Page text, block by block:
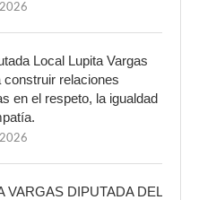
Local Lupita Vargas
construir relaciones
en el respeto, la igualdad
VARGAS DIPUTADA DEL